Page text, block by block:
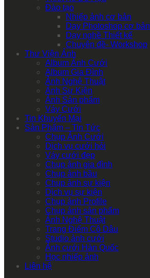
Đào tạo
Nhiếp ảnh cơ bản
Dạy Photoshop cơ bản
Dạy nghề Thiết kế
Chuyên đề- Workshop
Thư Viện Ảnh
Album Ảnh Cưới
Album Gia Đình
Ảnh Nghệ Thuật
Ảnh Sự Kiện
Ảnh Sản phẩm
Váy Cưới
Tin Khuyến Mại
Sản Phẩm – Tin Tức
Chụp Ảnh Cưới
Dịch vụ cưới hỏi
Váy cưới đẹp
Chụp ảnh gia đình
Chụp ảnh bầu
Chụp ảnh sự kiện
Dịch vụ sự kiện
Chụp ảnh Profile
Chụp ảnh sản phẩm
Ảnh Nghệ Thuật
Trang Điểm Cô Dâu
Studio ảnh cưới
Ảnh cưới Hàn Quốc
Học nhiếp ảnh
Liên hệ